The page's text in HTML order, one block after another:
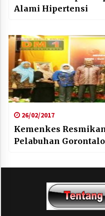
Alami Hipertensi
26/02/2017
Kemenkes
Pelabuhan Gorontalo